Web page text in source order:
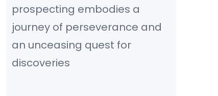
prospecting embodies a
journey of perseverance and
an unceasing quest for
discoveries